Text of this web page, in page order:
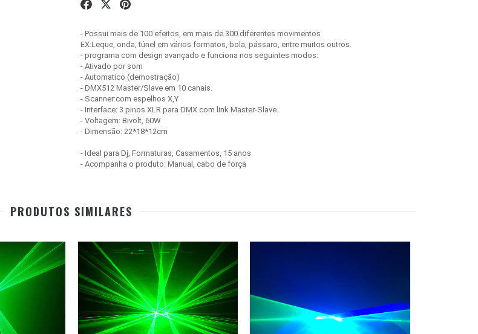
- Possui mais de 100 efeitos, em mais de 300 diferentes movimentos
EX:Leque, onda, túnel em vários formatos, bola, pássaro, entre muitos outros.
- programa com design avançado e funciona nos seguintes modos:
- Ativado por som
- Automatico (demostração)
- DMX512 Master/Slave em 10 canais.
- Scanner:com espelhos X,Y
- Interface: 3 pinos XLR para DMX com link Master-Slave.
- Voltagem: Bivolt, 60W
- Dimensão: 22*18*12cm
- Ideal para Dj, Formaturas, Casamentos, 15 anos
- Acompanha o produto: Manual, cabo de força
PRODUTOS SIMILARES